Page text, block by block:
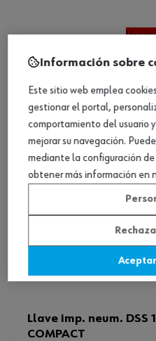
Ver
Llave imp. neum. DSS
COMPACT
Información sobre
Este sitio web emplea
gestionar el portal,
comportamiento del usuario
mejorar su navegación.
mediante la configuración
obtener más información en